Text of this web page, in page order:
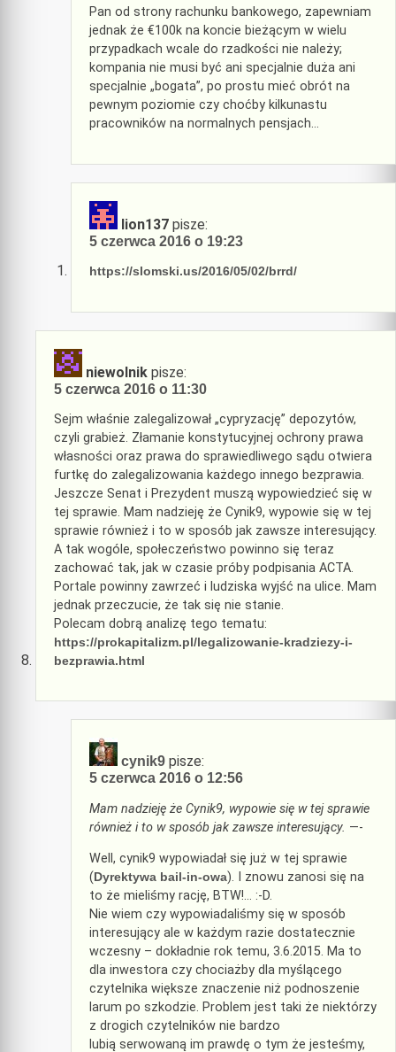
Pan od strony rachunku bankowego, zapewniam
jednak że €100k na koncie bieżącym w wielu
przypadkach wcale do rzadkości nie należy;
kompania nie musi być ani specjalnie duża ani
specjalnie „bogata”, po prostu mieć obrót na
pewnym poziomie czy choćby kilkunastu
pracowników na normalnych pensjach…
lion137 pisze:
5 czerwca 2016 o 19:23
https://slomski.us/2016/05/02/brrd/
niewolnik pisze:
5 czerwca 2016 o 11:30
Sejm właśnie zalegalizował „cypryzację” depozytów,
czyli grabież. Złamanie konstytucyjnej ochrony prawa
własności oraz prawa do sprawiedliwego sądu otwiera
furtkę do zalegalizowania każdego innego bezprawia.
Jeszcze Senat i Prezydent muszą wypowiedzieć się w
tej sprawie. Mam nadzieję że Cynik9, wypowie się w tej
sprawie również i to w sposób jak zawsze interesujący.
A tak wogóle, społeczeństwo powinno się teraz
zachować tak, jak w czasie próby podpisania ACTA.
Portale powinny zawrzeć i ludziska wyjść na ulice. Mam
jednak przeczucie, że tak się nie stanie.
Polecam dobrą analizę tego tematu:
https://prokapitalizm.pl/legalizowanie-kradziezy-i-
bezprawia.html
cynik9 pisze:
5 czerwca 2016 o 12:56
Mam nadzieję że Cynik9, wypowie się w tej sprawie
również i to w sposób jak zawsze interesujący. —-
Well, cynik9 wypowiadał się już w tej sprawie
(Dyrektywa bail-in-owa). I znowu zanosi się na
to że mieliśmy rację, BTW!… :-D.
Nie wiem czy wypowiadaliśmy się w sposób
interesujący ale w każdym razie dostatecznie
wczesny – dokładnie rok temu, 3.6.2015. Ma to
dla inwestora czy chociażby dla myślącego
czytelnika większe znaczenie niż podnoszenie
larum po szkodzie. Problem jest taki że niektórzy
z drogich czytelników nie bardzo
lubią serwowaną im prawdę o tym że jesteśmy,